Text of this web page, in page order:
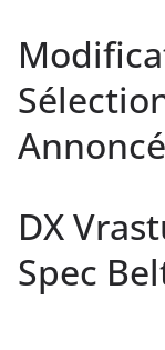
DX
Spec